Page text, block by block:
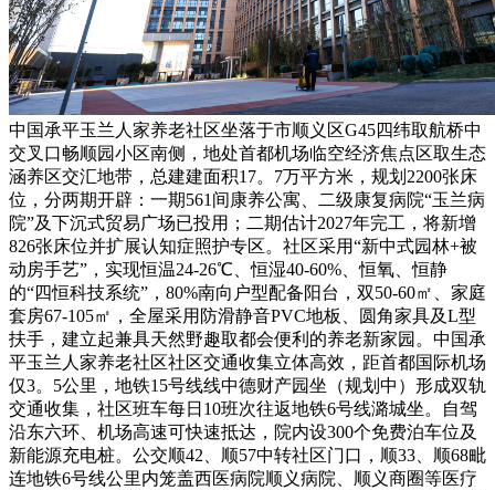
中国承平玉兰人家养老社区坐落于市顺义区G45四纬取航桥中
交叉口畅顺园小区南侧，地处首都机场临空经济焦点区取生态
涵养区交汇地带，总建建面积17。7万平方米，规划2200张床
位，分两期开辟：一期561间康养公寓、二级康复病院“玉兰病
院”及下沉式贸易广场已投用；二期估计2027年完工，将新增
826张床位并扩展认知症照护专区。社区采用“新中式园林+被
动房手艺”，实现恒温24-26℃、恒湿40-60%、恒氧、恒静
的“四恒科技系统”，80%南向户型配备阳台，双50-60㎡、家庭
套房67-105㎡，全屋采用防滑静音PVC地板、圆角家具及L型
扶手，建立起兼具天然野趣取都会便利的养老新家园。中国承
平玉兰人家养老社区社区交通收集立体高效，距首都国际机场
仅3。5公里，地铁15号线线中德财产园坐（规划中）形成双轨
交通收集，社区班车每日10班次往返地铁6号线潞城坐。自驾
沿东六环、机场高速可快速抵达，院内设300个免费泊车位及
新能源充电桩。公交顺42、顺57中转社区门口，顺33、顺68毗
连地铁6号线公里内笼盖西医病院顺义病院、顺义商圈等医疗